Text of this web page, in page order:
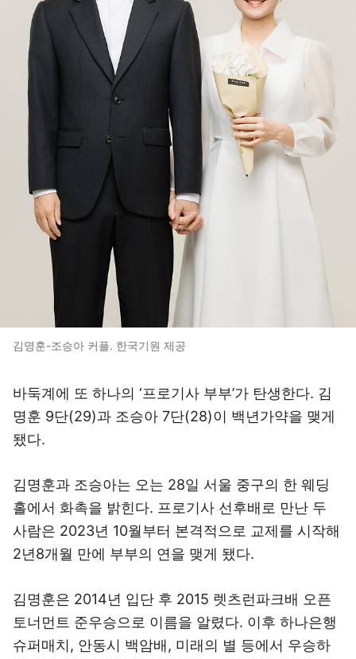
김명훈-조승아 커플. 한국기원 제공
바둑계에 또 하나의 ‘프로기사 부부’가 탄생한다. 김
명훈 9단(29)과 조승아 7단(28)이 백년가약을 맺게
됐다.
김명훈과 조승아는 오는 28일 서울 중구의 한 웨딩
홀에서 화촉을 밝힌다. 프로기사 선후배로 만난 두
사람은 2023년 10월부터 본격적으로 교제를 시작해
2년8개월 만에 부부의 연을 맺게 됐다.
김명훈은 2014년 입단 후 2015 렛츠런파크배 오픈
토너먼트 준우승으로 이름을 알렸다. 이후 하나은행
슈퍼매치, 안동시 백암배, 미래의 별 등에서 우승하